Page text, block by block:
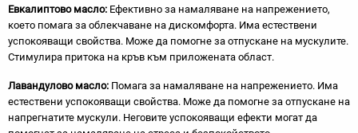
Евкалиптово масло: Ефективно за намаляване на напрежението,
което помага за облекчаване на дискомфорта. Има естествени
успокояващи свойства. Може да помогне за отпускане на мускулите.
Стимулира притока на кръв към приложената област.
Лавандулово масло: Помага за намаляване на напрежението. Има
естествени успокояващи свойства. Може да помогне за отпускане на
напрегнатите мускули. Неговите успокояващи ефекти могат да